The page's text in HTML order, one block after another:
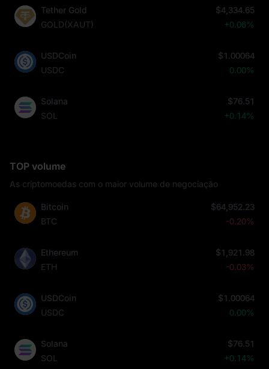
Tether Gold
GOLD(XAUT)
$4,334.65
+0.06%
USDCoin
USDC
$1.00064
0.00%
Solana
SOL
$76.51
+0.14%
TOP volume
As criptomoedas com o maior volume de negociação
Bitcoin
BTC
$64,952.23
-0.20%
Ethereum
ETH
$1,921.98
-0.03%
USDCoin
USDC
$1.00064
0.00%
Solana
SOL
$76.51
+0.14%